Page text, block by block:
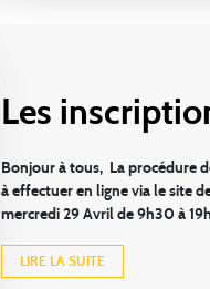
Les
Bonjour à tous, La procédure
à effectuer en ligne via le site
mercredi 29 Avril de 9h30 à
LIRE LA SUITE